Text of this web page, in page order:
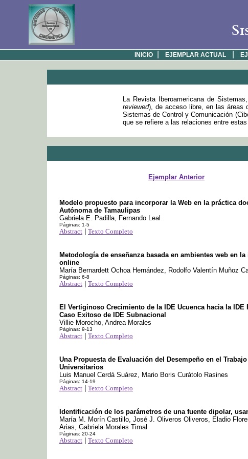
INICIO EJEMPLAR ACTUAL
La Revista Iberoamericana de
reviewed), de acceso libre, en las áreas
Sistemas de Control y Comunicación
que se refiere a las relaciones entre
Ejemplar Anterior
Modelo propuesto para incorporar la Web en la práctica
Autónoma de Tamaulipas
Gabriela E. Padilla, Fernando Leal
Páginas: 1-5
Abstract Texto Completo
Metodología de enseñanza basada en ambientes web en
online
María Bernardett Ochoa Hernández, Rodolfo Valentín Muñoz
Páginas: 6-8
Abstract Texto Completo
El Vertiginoso Crecimiento de la IDE Ucuenca hacia la IDE
Caso Exitoso de IDE Subnacional
Villie Morocho, Andrea Morales
Páginas: 9-13
Abstract Texto Completo
Una Propuesta de Evaluación del Desempeño en el
Universitarios
Luis Manuel Cerdá Suárez, Mario Boris Curátolo Rasines
Páginas: 14-19
Abstract Texto Completo
Identificación de los parámetros de una fuente dipolar,
María M. Morín Castillo, José J. Oliveros Oliveros, Eladio
Arias, Gabriela Morales Timal
Páginas: 20-24
Abstract Texto Completo